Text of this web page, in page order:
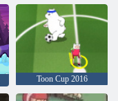
Toon Cup 2016